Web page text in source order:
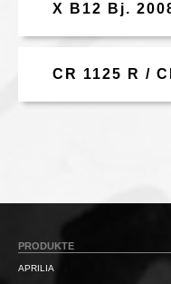
X B12 Bj.
CR 1125 R /
PRODUKTE
APRILIA